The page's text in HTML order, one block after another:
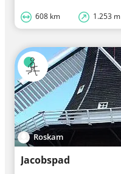
608 km 1.253 m
Roskam
Jacobspad